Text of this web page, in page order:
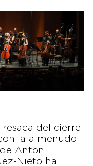
del cierre
la a menudo
Anton
Nieto ha